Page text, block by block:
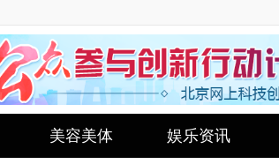
美容美体 娱乐资讯